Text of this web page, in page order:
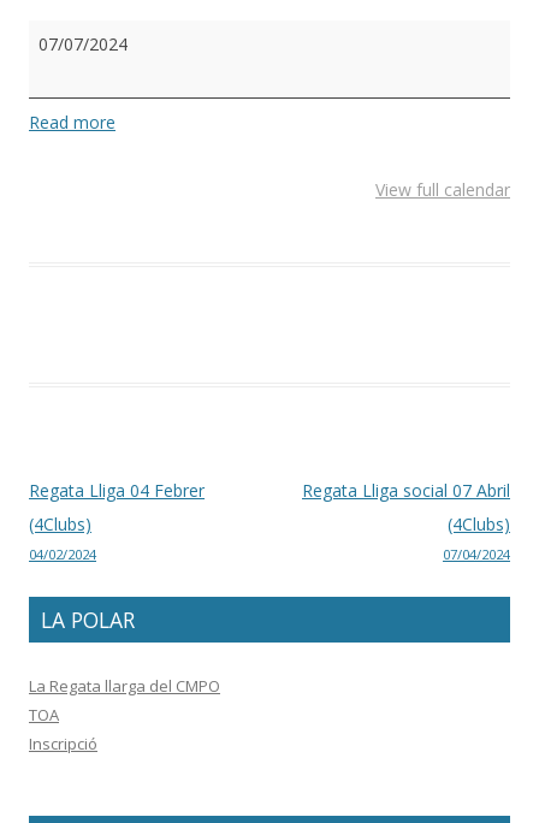
Regata
Juliol
07/07/2024
Read more
View full calendar
Post navigation
Regata Lliga 04 Febrer
(4Clubs)
04/02/2024
Regata Lliga social 07 Abril
(4Clubs)
07/04/2024
LA POLAR
La Regata llarga del CMPO
TOA
Inscripció